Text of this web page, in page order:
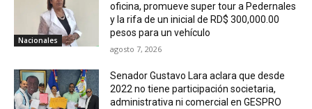
Nacionales
oficina, promueve super tour a Pedernales
y la rifa de un inicial de RD$ 300,000.00
pesos para un vehículo
agosto 7, 2026
Senador Gustavo Lara aclara que desde
2022 no tiene participación societaria,
administrativa ni comercial en GESPRO